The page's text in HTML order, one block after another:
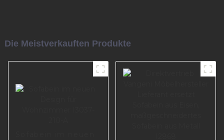
Die Meistverkauften Produkte